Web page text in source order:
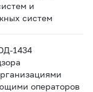
и
систем
1434
операторов